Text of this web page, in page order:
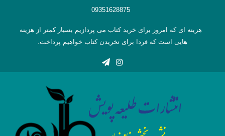
09351628875
هزینه ای که امروز برای خرید کتاب می پردازیم بسیار کمتر از هزینه
هایی است که فردا برای نخریدن کتاب خواهیم پرداخت.